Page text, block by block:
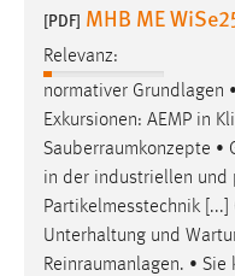
[PDF] MHB ME
Relevanz:
normativer Grundlagen
Exkursionen: AEMP in
Sauberraumkonzepte •
in der industriellen und
Partikelmesstechnik
Unterhaltung und
Reinraumanlagen. • Sie